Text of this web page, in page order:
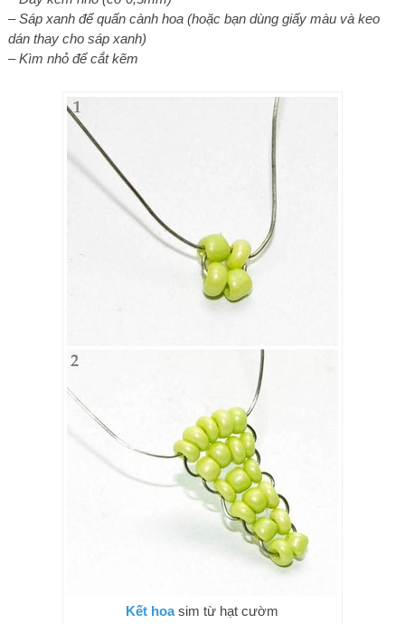
– Sáp xanh để quấn cành hoa (hoặc bạn dùng giấy màu và keo
dán thay cho sáp xanh)
– Kìm nhỏ để cắt kẽm
Kết hoasim từ hạt cườm